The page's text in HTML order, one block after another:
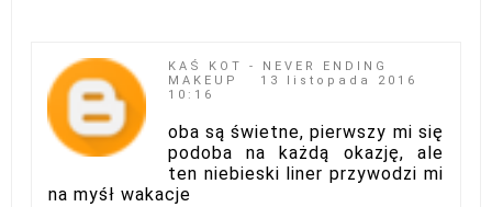
KAŚ KOT - NEVER ENDING
MAKEUP
13 listopada 2016
10:16
oba są świetne, pierwszy mi się
podoba na każdą okazję, ale
ten niebieski liner przywodzi mi
na myśł wakacje